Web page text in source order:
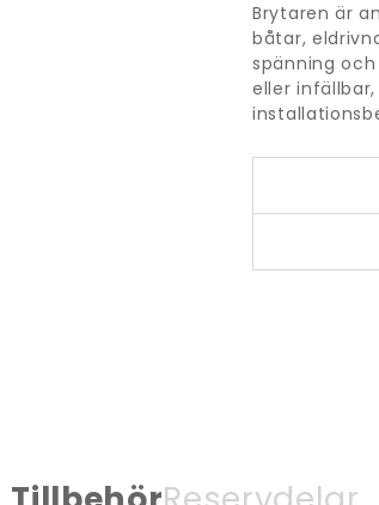
Brytaren är
båtar,
spänning
eller